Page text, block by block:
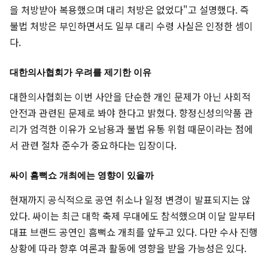
을 처방받아 복용했으며 대리 처방은 없었다"고 설명했다. 즉
불법 처방은 부인하면서도 일부 대리 수령 사실은 인정한 셈이
다.
대한의사협회가 우려를 제기한 이유
대한의사협회는 이번 사안을 단순한 개인 문제가 아닌 사회적
안전과 관련된 문제로 봐야 한다고 밝혔다. 향정신성의약품 관
리가 엄격한 이유가 오남용과 불법 유통 위험 때문이라는 점에
서 관련 절차 준수가 중요하다는 입장이다.
싸이 흠뻑쇼 개최에는 영향이 있을까
현재까지 공식적으로 공연 취소나 일정 변경이 발표되지는 않
았다. 싸이는 최근 대학 축제 무대에도 참석했으며 이달 말부터
대표 브랜드 공연인 흠뻑쇼 개최를 앞두고 있다. 다만 수사 진행
상황에 따라 향후 여론과 활동에 영향을 받을 가능성은 있다.